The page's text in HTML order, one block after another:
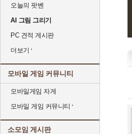
오늘의 팟벤
AI 그림 그리기
PC 견적 게시판
더보기
모바일 게임 커뮤니티
모바일게임 자게
모바일 게임 커뮤니티
소모임 게시판